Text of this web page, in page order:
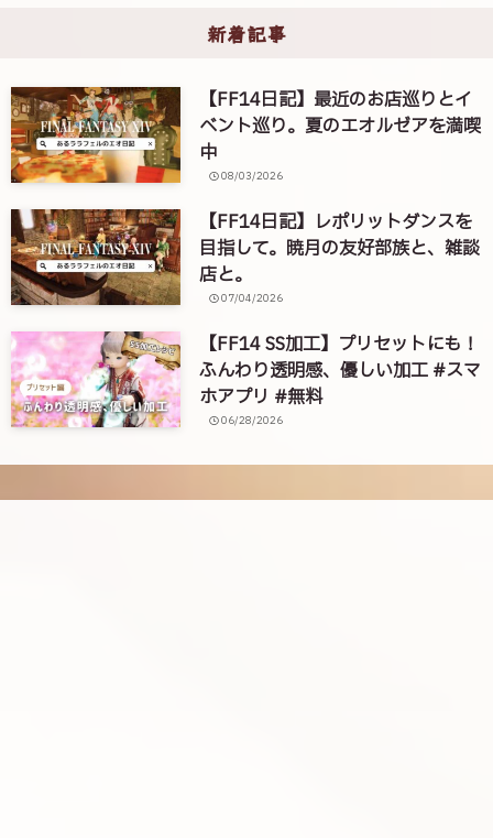
新着記事
【FF14日記】最近のお店巡りとイ
ベント巡り。夏のエオルゼアを満喫
中
08/03/2026
【FF14日記】レポリットダンスを
目指して。暁月の友好部族と、雑談
店と。
07/04/2026
【FF14 SS加工】プリセットにも！
ふんわり透明感、優しい加工 #スマ
ホアプリ #無料
06/28/2026